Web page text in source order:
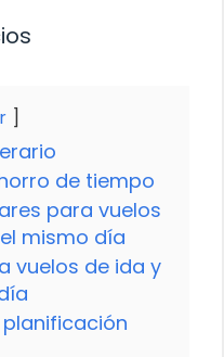
de tiempo
para vuelos
mismo día
vuelos de ida y